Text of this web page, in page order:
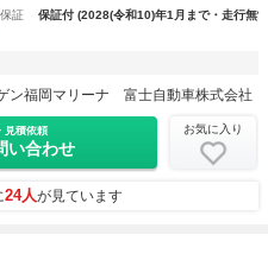
保証
保証付 (2028(令和10)年1月まで・走行無
ン福岡マリーナ 富士自動車株式会社
見積依頼
い合わせ
お気に入り
24人が見ています